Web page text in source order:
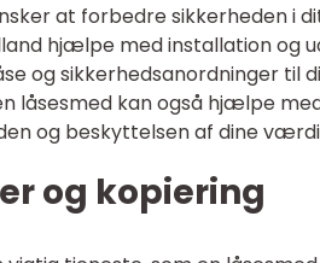
at forbedre sikkerheden i
hjælpe med installation og
og sikkerhedsanordninger til
låsesmed kan også hjælpe
og beskyttelsen af dine
og kopiering